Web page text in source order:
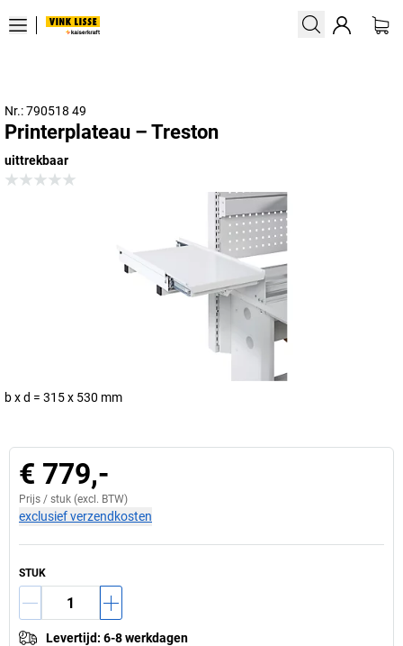
Nr.: 790518 49
Printerplateau – Treston
uittrekbaar
b x d = 315 x 530 mm
€ 779,-
Prijs / stuk (excl. BTW)
exclusief verzendkosten
STUK
Levertijd: 6-8 werkdagen